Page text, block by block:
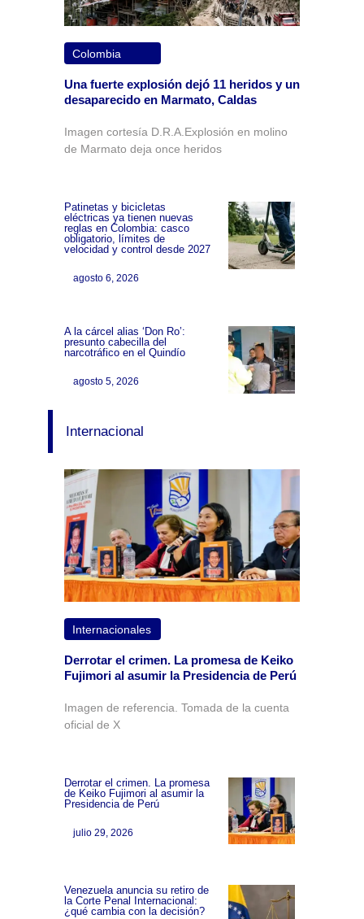
Colombia
Una fuerte explosión dejó 11 heridos y un
desaparecido en Marmato, Caldas
Imagen cortesía D.R.A.Explosión en molino
de Marmato deja once heridos
Patinetas y bicicletas
eléctricas ya tienen nuevas
reglas en Colombia: casco
obligatorio, límites de
velocidad y control desde 2027
agosto 6, 2026
A la cárcel alias ‘Don Ro’:
presunto cabecilla del
narcotráfico en el Quindío
agosto 5, 2026
Internacional
Internacionales
Derrotar el crimen. La promesa de Keiko
Fujimori al asumir la Presidencia de Perú
Imagen de referencia. Tomada de la cuenta
oficial de X
Derrotar el crimen. La promesa
de Keiko Fujimori al asumir la
Presidencia de Perú
julio 29, 2026
Venezuela anuncia su retiro de
la Corte Penal Internacional:
¿qué cambia con la decisión?